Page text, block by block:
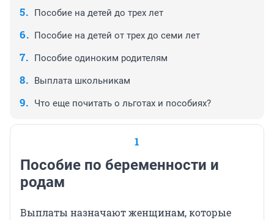
Пособие на детей до трех лет
Пособие на детей от трех до семи лет
Пособие одиноким родителям
Выплата школьникам
Что еще почитать о льготах и пособиях?
1
Пособие по беременности и
родам
Выплаты назначают женщинам, которые